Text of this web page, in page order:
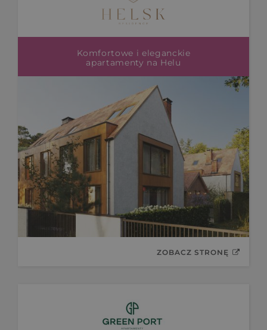
Komfortowe i eleganckie
apartamenty na Helu
ZOBACZ STRONĘ